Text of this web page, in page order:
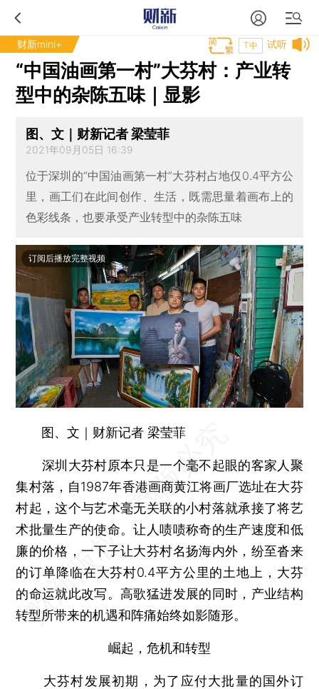
财新mini+ 试听
T中
“中国油画第一村”大芬村：产业转
型中的杂陈五味｜显影
图、文｜财新记者 梁莹菲
2021年09月05日 16:39
位于深圳的“中国油画第一村”大芬村占地仅0.4平方公
里，画工们在此间创作、生活，既需思量着画布上的
色彩线条，也要承受产业转型中的杂陈五味
订阅后播放完整视频
图、文｜财新记者 梁莹菲
深圳大芬村原本只是一个毫不起眼的客家人聚
集村落，自1987年香港画商黄江将画厂选址在大芬
村起，这个与艺术毫无关联的小村落就承接了将艺
术批量生产的使命。让人啧啧称奇的生产速度和低
廉的价格，一下子让大芬村名扬海内外，纷至沓来
的订单降临在大芬村0.4平方公里的土地上，大芬
的命运就此改写。高歌猛进发展的同时，产业结构
转型所带来的机遇和阵痛始终如影随形。
崛起，危机和转型
大芬村发展初期，为了应付大批量的国外订